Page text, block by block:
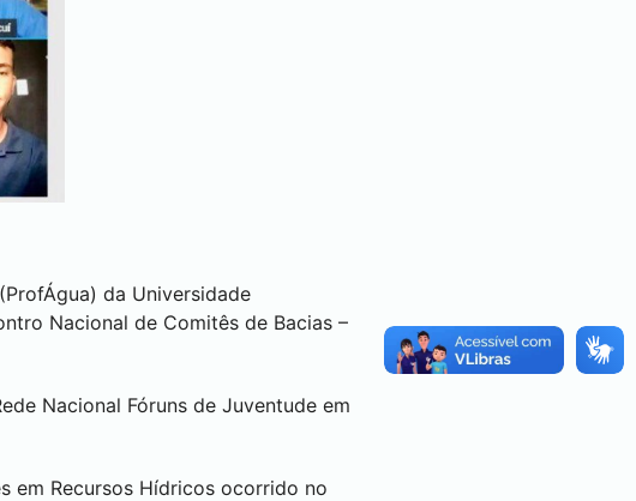
da Universidade
Nacional de Comitês de Bacias –
Nacional Fóruns de Juventude em
em Recursos Hídricos ocorrido no